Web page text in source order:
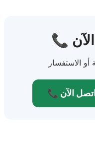
الاستفسار
📞 اتصل الآن